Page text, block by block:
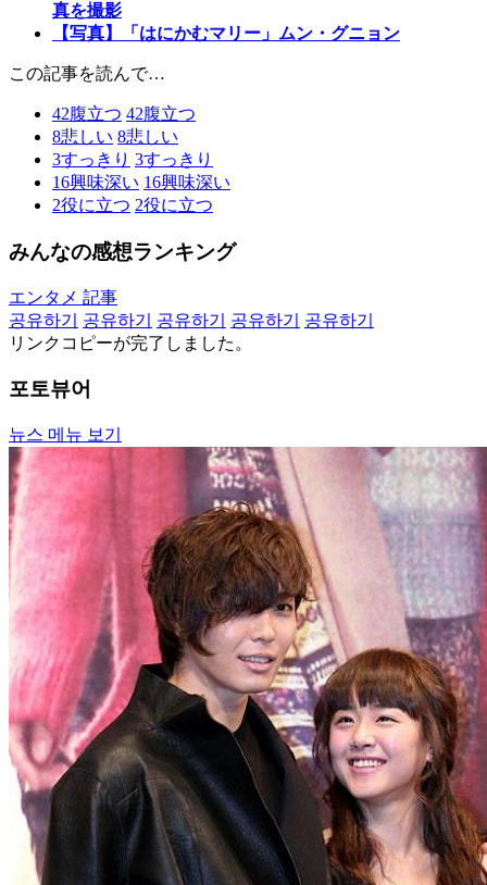
真を撮影
【写真】「はにかむマリー」ムン・グニョン
この記事を読んで…
42腹立つ 42腹立つ
8悲しい 8悲しい
3すっきり 3すっきり
16興味深い 16興味深い
2役に立つ 2役に立つ
みんなの感想ランキング
エンタメ 記事
공유하기
공유하기 공유하기 공유하기
공유하기
リンクコピーが完了しました。
포토뷰어
뉴스 메뉴 보기